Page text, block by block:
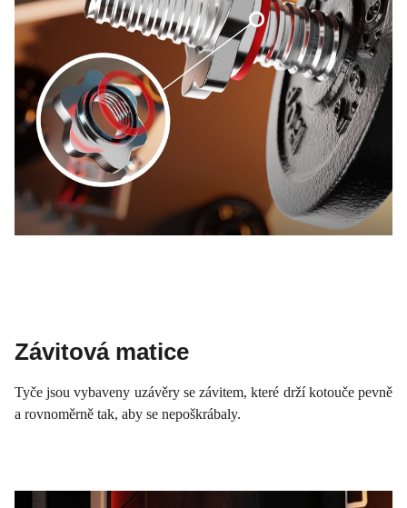
Závitová matice
Tyče jsou vybaveny uzávěry se závitem, které drží kotouče pevně
a rovnoměrně tak, aby se nepoškrábaly.